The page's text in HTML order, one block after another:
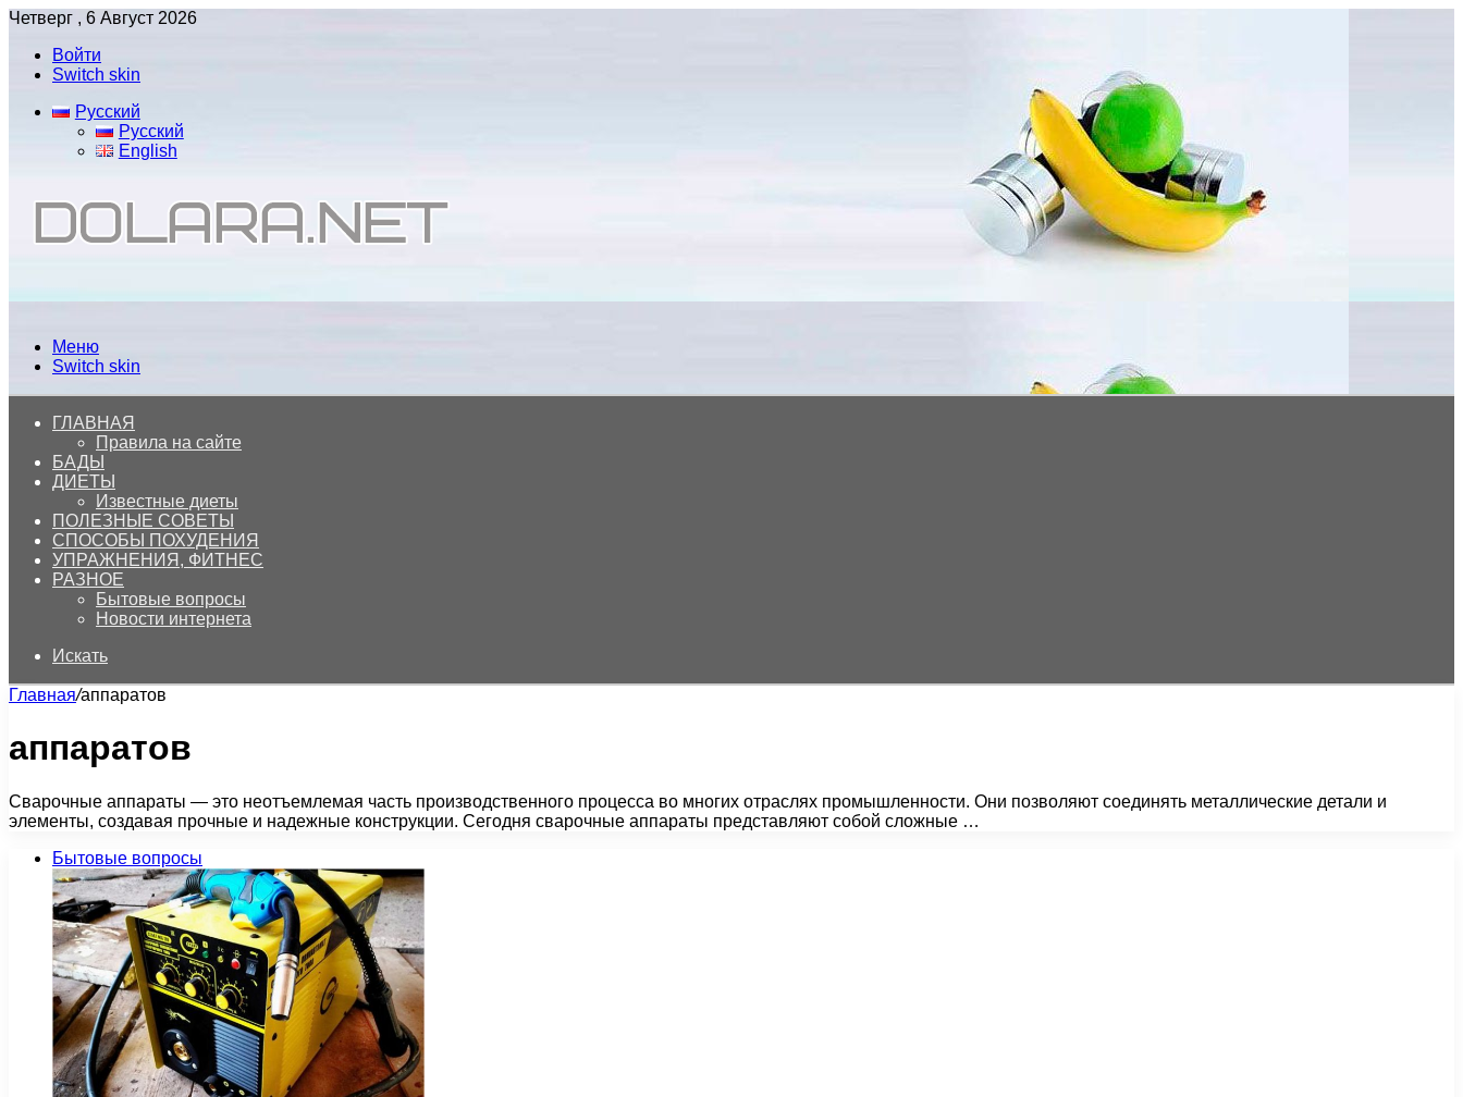
Четверг , 6 Август 2026
Войти
Switch skin
Русский
Русский
English
Меню
Switch skin
ГЛАВНАЯ
Правила на сайте
БАДЫ
ДИЕТЫ
Известные диеты
ПОЛЕЗНЫЕ СОВЕТЫ
СПОСОБЫ ПОХУДЕНИЯ
УПРАЖНЕНИЯ, ФИТНЕС
РАЗНОЕ
Бытовые вопросы
Новости интернета
Искать
Главная/аппаратов
аппаратов
Сварочные аппараты — это неотъемлемая часть производственного процесса во многих отраслях промышленности. Они позволяют соединять металлические детали и
элементы, создавая прочные и надежные конструкции. Сегодня сварочные аппараты представляют собой сложные …
Бытовые вопросы